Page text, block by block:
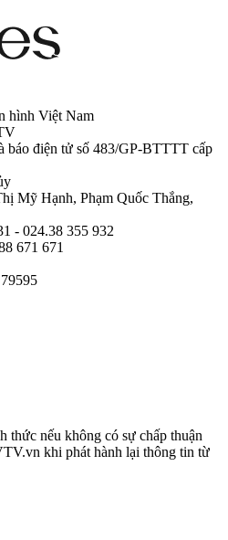
hình Việt Nam
báo điện tử số 483/GP-BTTTT cấp
Mỹ Hạnh, Phạm Quốc Thắng,
- 024.38 355 932
671 671
thức nếu không có sự chấp thuận
khi phát hành lại thông tin từ